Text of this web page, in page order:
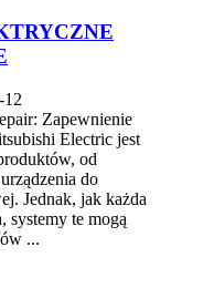
12
Zapewnienie
Electric jest
od
do
Jednak, jak każda
systemy te mogą
...